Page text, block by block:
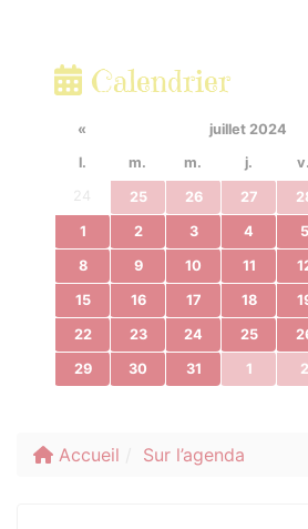
Calendrier
« juillet 2024
l.
m. m. j. v.
24
25 26 27
1 2 3 4 5
8 9 10 11
15 16 17 18
22 23 24 25
29 30 31 1 2
Accueil Sur l’agenda